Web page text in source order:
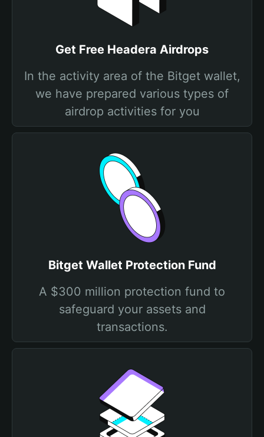
Get Free Headera Airdrops
In the activity area of the Bitget wallet,
we have prepared various types of
airdrop activities for you
Bitget Wallet Protection Fund
A $300 million protection fund to
safeguard your assets and
transactions.